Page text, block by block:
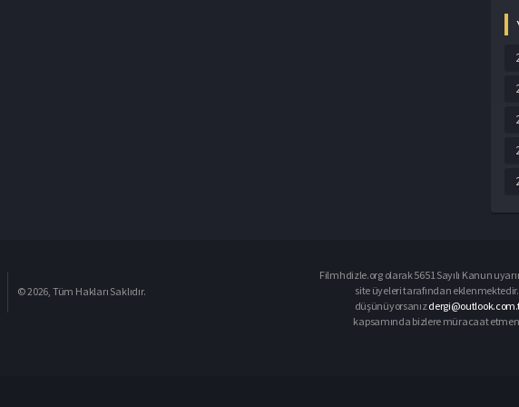
© 2026, Tüm Hakları Saklıdır.
Filmhdizle.org olarak 5651 Sayılı Kanun
site üyeleri tarafından
düşünüyorsanız
kapsamında bizlere müracaat